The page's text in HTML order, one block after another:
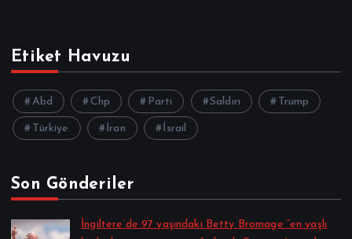
Etiket Havuzu
Abd Chp Parti Saldırı Trump
Türkiye İran İsrail
Son Gönderiler
İngiltere’de 97 yaşındaki Betty Bromage “en yaşlı